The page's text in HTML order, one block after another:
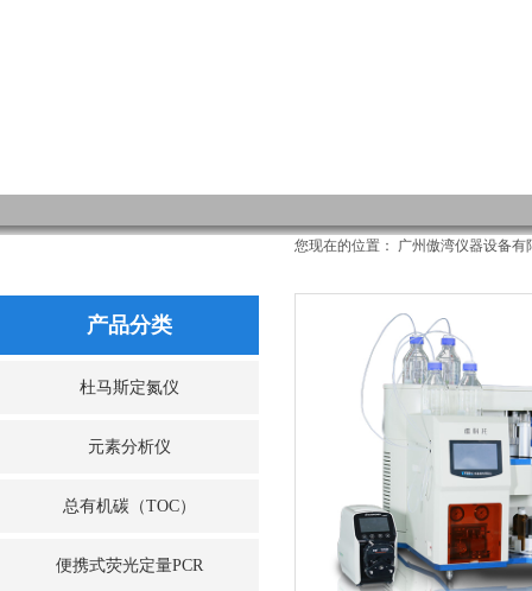
您现在的位置： 广州傲湾仪器设备有
产品分类
杜马斯定氮仪
元素分析仪
总有机碳（TOC）
便携式荧光定量PCR